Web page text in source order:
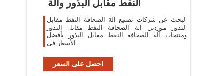
النفط مقابل البذور وآلة
البحث عن شركات تصنيع آلة الصحافة النفط مقابل
البذور موردين آلة الصحافة النفط مقابل البذور
ومنتجات آلة الصحافة النفط مقابل البذور بأفضل
الأسعار في
احصل على السعر